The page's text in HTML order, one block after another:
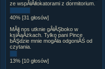
ze wspĂłÂłlokatorami z dormitorium.
40% [31 głosów]
MĂłj nos utknie gÂłĂŞboko w
ksiÂąÂżkach. Tylko pani Pince
bĂŞdzie mnie mogÂła odgoniĂŚ od
czytania.
13% [10 głosów]